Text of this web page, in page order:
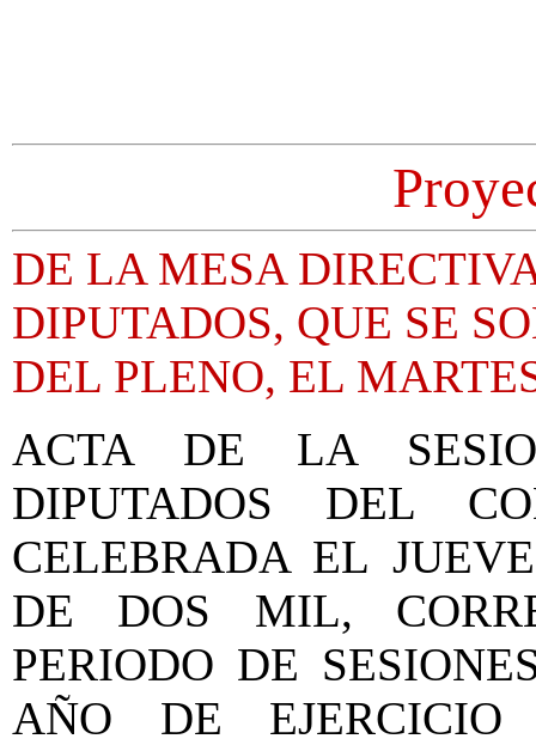
DE LA MESA
DIPUTADOS, QUE SE
DEL PLENO, EL
ACTA DE LA
DIPUTADOS DEL
CELEBRADA EL
DE DOS MIL,
PERIODO DE
AÑO DE